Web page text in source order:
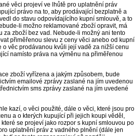
věci projeví ve lhůtě pro uplatnění práv
právo na to, aby prodávající bezplatně a
do stavu odpovídajícího kupní smlouvě, a to
li možno reklamované zboží opravit, má
za zboží bez vad. Nebude-li možný ani tento
přiměřenou slevu z ceny věci anebo od kupní
o věc prodávanou kvůli její vadě za nižší cenu
namísto práva na výměnu na přiměřenou
zboží vyřízena a jakým způsobem, bude
emailové zprávy zaslané na jím uvedenou
sms zprávy zaslané na jím uvedené
kazí, o věci použité, dále o věci, které jsou pro
a o kterých kupující při jejich koupi věděl,
se projeví jako rozpor s kupní smlouvou po
uplatnění práv z vadného plnění (dále jen